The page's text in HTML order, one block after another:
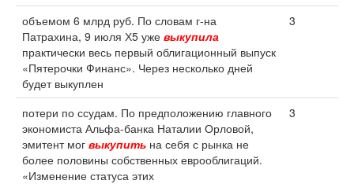
объемом 6 млрд руб. По словам г-на
Патрахина, 9 июля Х5 уже выкупила
практически весь первый облигационный выпуск
«Пятерочки Финанс». Через несколько дней
будет выкуплен
3
потери по ссудам. По предположению главного
экономиста Альфа-банка Наталии Орловой,
эмитент мог выкупить на себя с рынка не
более половины собственных еврооблигаций.
«Изменение статуса этих
3